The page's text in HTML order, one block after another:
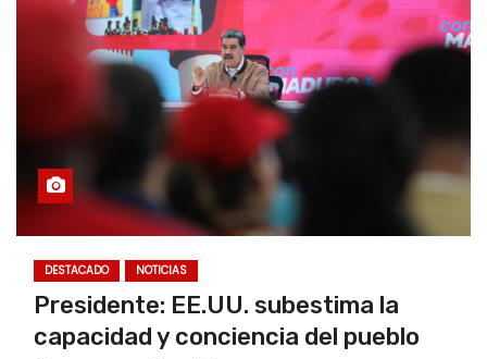
DESTACADO NOTICIAS
Presidente: EE.UU. subestima la
capacidad y conciencia del pueblo